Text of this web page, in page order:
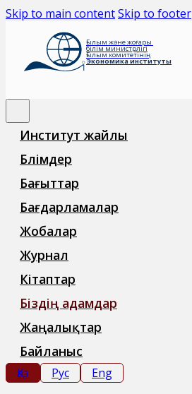
Skip to main contentSkip to footer
Ғылым және жоғары
білім министрлігі
Ғылым комитетінің
Экономика институты
Институт жайлы
Бөлімдер
Бағыттар
Бағдарламалар
Жобалар
Журнал
Кітаптар
Біздің адамдар
Жаңалықтар
Байланыс
Қаз Рус Eng